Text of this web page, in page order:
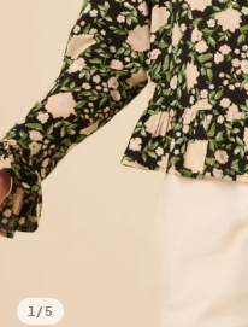
1 /5